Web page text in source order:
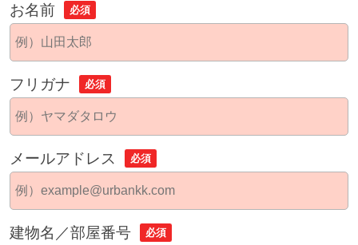
お名前 必須
フリガナ 必須
メールアドレス 必須
建物名／部屋番号 必須